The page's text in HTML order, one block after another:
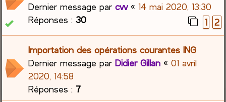
Dernier message parcvv« 14 mai 2020, 13:30
Réponses :30 1 2
Importation des opérations courantes ING
Dernier message parDidier Gillan «01 avril
2020, 14:58
Réponses : 7